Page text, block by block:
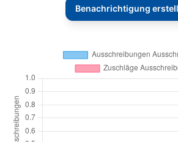
Benachrichtigung